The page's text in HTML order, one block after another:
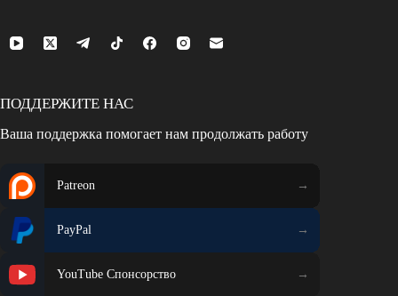
ПОДДЕРЖИТЕ НАС
Ваша поддержка помогает нам продолжать работу
Patreon
PayPal
YouTube Спонсорство